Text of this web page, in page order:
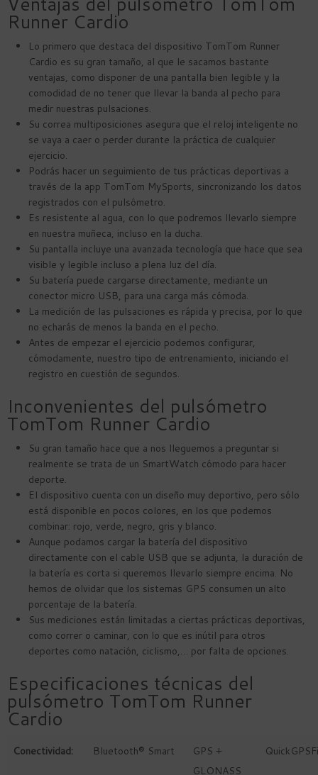
Runner Cardio
Lo primero que destaca del dispositivo TomTom Runner
Cardio es su gran tamaño, al que le sacamos bastante
ventajas, como disponer de una pantalla bien legible y la
comodidad de no tener que llevar la banda al pecho para
medir nuestras pulsaciones.
Su correa multiposiciones asegura que el reloj inteligente no
se vaya a caer o perder durante la práctica de cualquier
ejercicio.
Podrás hacer un seguimiento de tus prácticas deportivas a
través de la app TomTom MySports, sincronizando los datos
registrados con el pulsómetro.
Es resistente al agua, con lo que podremos llevarlo siempre
en nuestra muñeca, incluso en la ducha.
Su pantalla incluye una avanzada tecnología que hace que sea
visible y legible incluso a plena luz del día.
Su batería puede cargarse directamente, mediante un
conector micro USB, para una carga más cómoda.
La medición de las pulsaciones es rápida y precisa, por lo que
no echarás de menos la banda en el pecho.
Antes de empezar el ejercicio podemos configurar,
cómodamente, nuestro tipo de entrenamiento, iniciando el
registro en cuestión de segundos.
Inconvenientes del pulsómetro
TomTom Runner Cardio
Su gran tamaño hace que a nos lleguemos a preguntar si
realmente se trata de un SmartWatch cómodo para hacer
deporte.
El dispositivo cuenta con un diseño muy deportivo, pero sólo
está disponible en pocos colores, en los que podemos
combinar: rojo, verde, negro, gris y blanco.
Aunque podamos cargar la batería del dispositivo
directamente con el cable USB que se adjunta, la duración de
la batería es corta si queremos llevarlo siempre encima. No
hemos de olvidar que los sistemas GPS consumen un alto
porcentaje de la batería.
Sus mediciones están limitadas a ciertas prácticas deportivas,
como correr o caminar, con lo que es inútil para otros
deportes como natación, ciclismo,… por falta de opciones.
Especificaciones técnicas del
pulsómetro TomTom Runner
Cardio
Conectividad: Bluetooth® Smart
GPS +
GLONASS